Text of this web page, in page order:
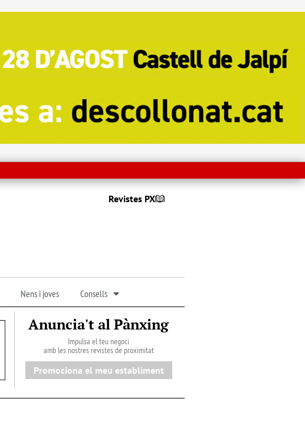
Revistes PX
Nens i joves Consells
Anuncia't al Pànxing
Impulsa el teu negoci
amb les nostres revistes de proximitat
Promociona el meu establiment